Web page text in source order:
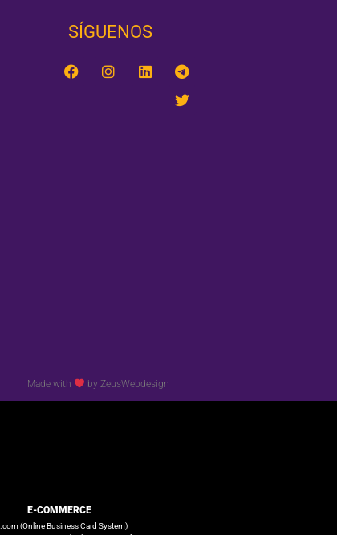
SÍGUENOS‎
Made with by ZeusWebdesign
E-COMMERCE
(Online Business Card System)